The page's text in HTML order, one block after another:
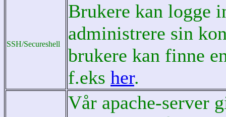
SSH/Secureshell
Brukere kan logge
administrere sin
brukere kan finne
f.eks her.
Vår apache-server